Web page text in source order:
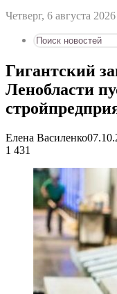
Четверг, 6 августа 2026
Гигантский
Ленобласти
Елена Василенко
1 431